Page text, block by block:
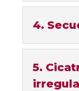
4.
5.